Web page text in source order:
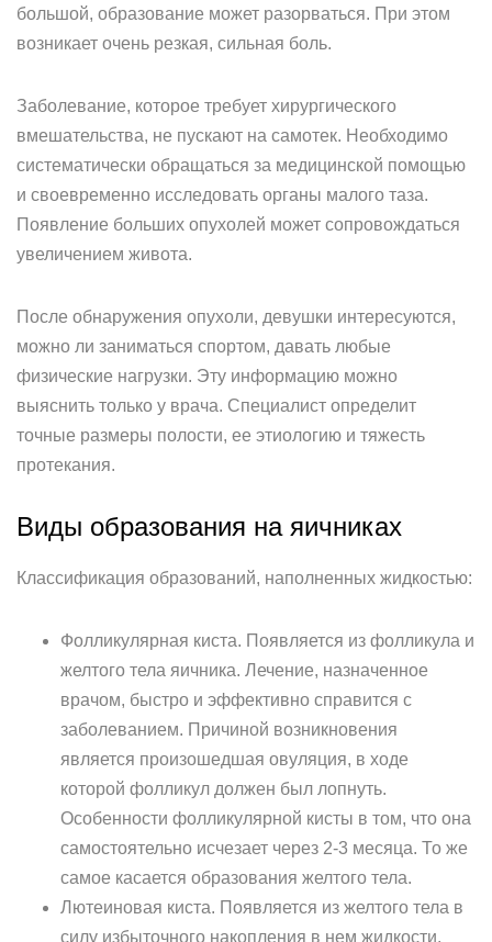
большой, образование может разорваться. При этом
возникает очень резкая, сильная боль.
Заболевание, которое требует хирургического
вмешательства, не пускают на самотек. Необходимо
систематически обращаться за медицинской помощью
и своевременно исследовать органы малого таза.
Появление больших опухолей может сопровождаться
увеличением живота.
После обнаружения опухоли, девушки интересуются,
можно ли заниматься спортом, давать любые
физические нагрузки. Эту информацию можно
выяснить только у врача. Специалист определит
точные размеры полости, ее этиологию и тяжесть
протекания.
Виды образования на яичниках
Классификация образований, наполненных жидкостью:
Фолликулярная киста. Появляется из фолликула и
желтого тела яичника. Лечение, назначенное
врачом, быстро и эффективно справится с
заболеванием. Причиной возникновения
является произошедшая овуляция, в ходе
которой фолликул должен был лопнуть.
Особенности фолликулярной кисты в том, что она
самостоятельно исчезает через 2-3 месяца. То же
самое касается образования желтого тела.
Лютеиновая киста. Появляется из желтого тела в
силу избыточного накопления в нем жидкости.